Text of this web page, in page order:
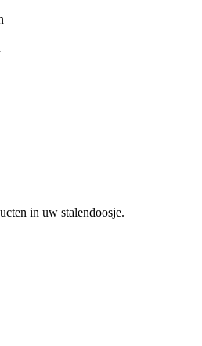
in uw stalendoosje.